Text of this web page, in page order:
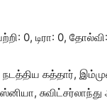
0, டிரா: 0,
கத்தார்,